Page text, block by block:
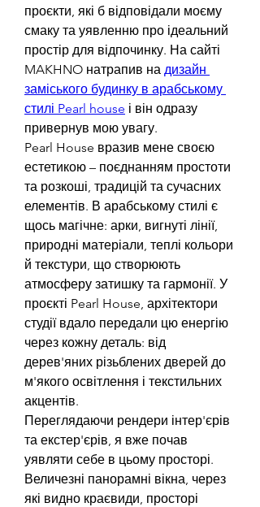
проєкти, які б відповідали моєму
смаку та уявленню про ідеальний
простір для відпочинку. На сайті
MAKHNO натрапив на дизайн
заміського будинку в арабському
стилі Pearl house і він одразу
привернув мою увагу.
Pearl House вразив мене своєю
естетикою – поєднанням простоти
та розкоші, традицій та сучасних
елементів. В арабському стилі є
щось магічне: арки, вигнуті лінії,
природні матеріали, теплі кольори
й текстури, що створюють
атмосферу затишку та гармонії. У
проєкті Pearl House, архітектори
студії вдало передали цю енергію
через кожну деталь: від
дерев'яних різьблених дверей до
м'якого освітлення і текстильних
акцентів.
Переглядаючи рендери інтер'єрів
та екстер'єрів, я вже почав
уявляти себе в цьому просторі.
Величезні панорамні вікна, через
які видно краєвиди, просторі